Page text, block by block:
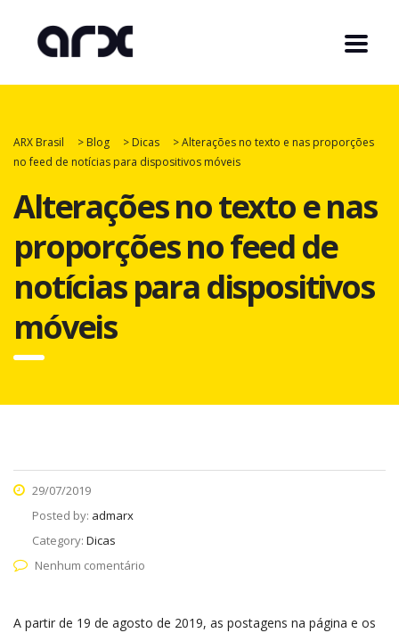
ARX Brasil > Blog > Dicas >Alterações no texto e nas proporções
no feed de notícias para dispositivos móveis
Alterações no texto e nas
proporções no feed de
notícias para dispositivos
móveis
29/07/2019
Posted by: admarx
Category: Dicas
Nenhum comentário
A partir de 19 de agosto de 2019, as postagens na página e os